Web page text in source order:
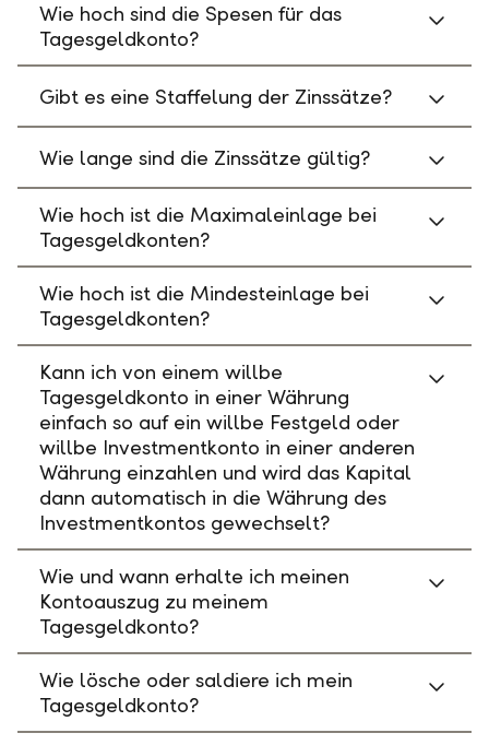
Wie hoch sind die Spesen für das
Tagesgeldkonto?
Gibt es eine Staffelung der Zinssätze?
Wie lange sind die Zinssätze gültig?
Wie hoch ist die Maximaleinlage bei
Tagesgeldkonten?
Wie hoch ist die Mindesteinlage bei
Tagesgeldkonten?
Kann ich von einem willbe
Tagesgeldkonto in einer Währung
einfach so auf ein willbe Festgeld oder
willbe Investmentkonto in einer anderen
Währung einzahlen und wird das Kapital
dann automatisch in die Währung des
Investmentkontos gewechselt?
Wie und wann erhalte ich meinen
Kontoauszug zu meinem
Tagesgeldkonto?
Wie lösche oder saldiere ich mein
Tagesgeldkonto?